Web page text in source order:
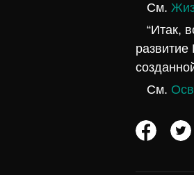
См.
“Итак,
См.